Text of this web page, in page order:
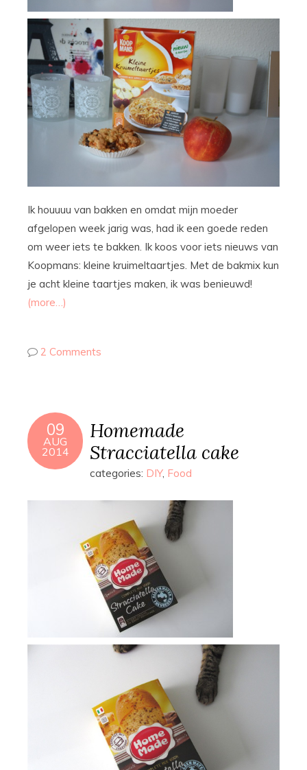
Ik houuuu van bakken en omdat mijn moeder
afgelopen week jarig was, had ik een goede reden
om weer iets te bakken. Ik koos voor iets nieuws van
Koopmans: kleine kruimeltaartjes. Met de bakmix kun
je acht kleine taartjes maken, ik was benieuwd!
(more…)
2 Comments
09
AUG
2014
Homemade
Stracciatella cake
categories: DIY, Food